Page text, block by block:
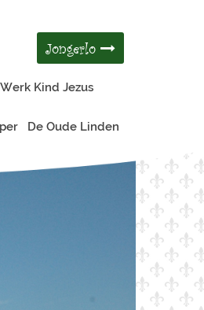
Jongerlo
Werk Kind Jezus
De Oude Linden